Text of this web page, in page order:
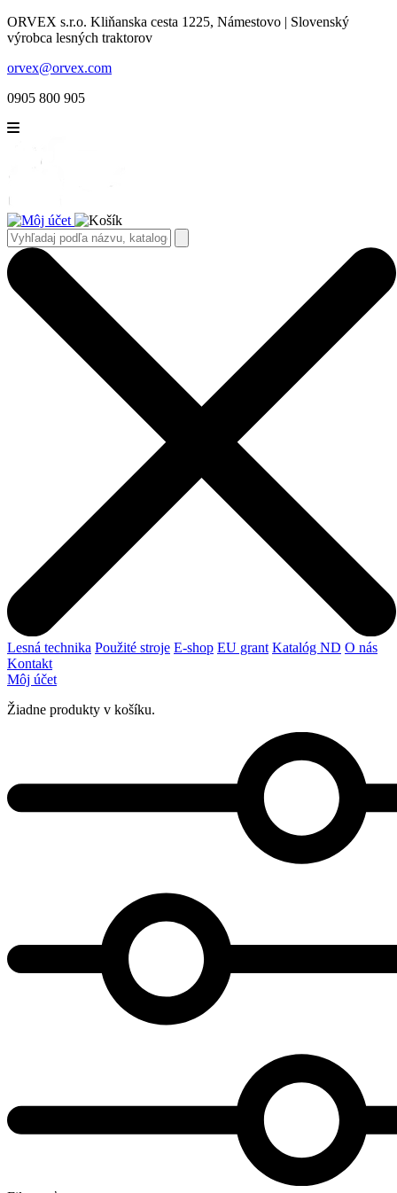
ORVEX s.r.o. Kliňanska cesta 1225, Námestovo | Slovenský
výrobca lesných traktorov
orvex@orvex.com
0905 800 905
Lesná technika Použité stroje E-shop EU grant Katalóg ND O nás
Kontakt
Môj účet
Žiadne produkty v košíku.